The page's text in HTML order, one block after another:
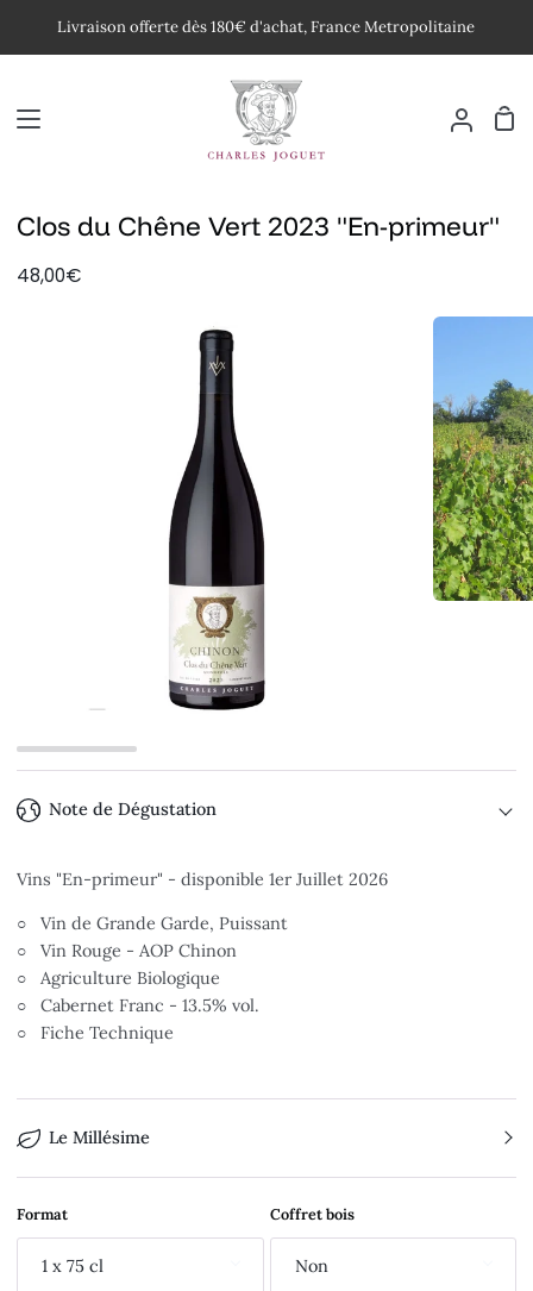
Livraison offerte dès 180€ d'achat, France Metropolitaine
Mon
Clos du Chêne Vert 2023 "En-primeur"
48,00€
Note de Dégustation
Vins "En-primeur" - disponible 1er Juillet 2026
○ Vin de Grande Garde, Puissant
○ Vin Rouge - AOP Chinon
○ Agriculture Biologique
○ Cabernet Franc - 13.5% vol.
○ Fiche Technique
Le Millésime
Format
1 x 75 cl
Coffret bois
Non